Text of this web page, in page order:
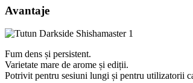
Avantaje
Fum dens și persistent.
Varietate mare de arome și ediții.
Potrivit pentru sesiuni lungi și pentru utilizatorii